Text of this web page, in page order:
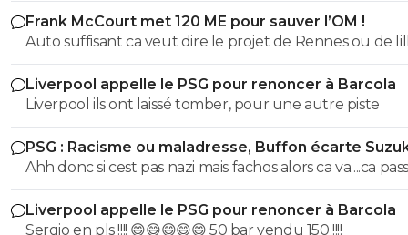
Frank McCourt met 120 ME pour sauver l’OM !
Auto suffisant ca veut dire le projet de Rennes ou de
savoir vendre tes meilleur éléments chaques année
pouvoir justement t'auto suffire .. perso non merci je
etre ambitieux garder les meilleurs éléments et
caillasse quitte a se tromper de temps en temps ca
mais mac court na pas les épaules pour L'OM il aurait
racheter nantes ou nice ou bordeaux pas L'OM ..
Liverpool appelle le PSG pour renoncer à Barcola
Liverpool ils ont laissé tomber, pour une autre piste
PSG : Racisme ou maladresse, Buffon écarte
Ahh donc si cest pas nazi mais fachos alors ca va....ca
Liverpool appelle le PSG pour renoncer à Barcola
Sergio en pls !!!! 😄😄😄😄😄 50 bar vendu 150 !!!!